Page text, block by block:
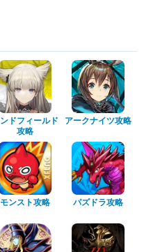
ドフィールド
攻略
アークナイツ攻略
モンスト攻略 パズドラ攻略